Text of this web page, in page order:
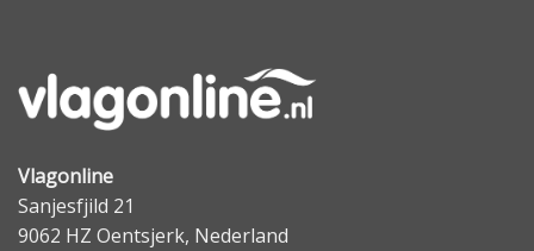
Vlagonline
Sanjesfjild 21
9062 HZ Oentsjerk, Nederland